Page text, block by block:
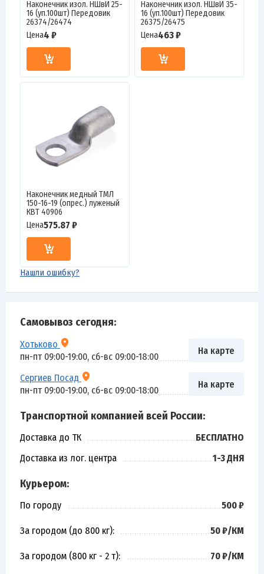
Самовывоз сегодня:
Хотьково
пн-пт 09:00-19:00, сб-вс 09:00-18:00
На карте
Сергиев Посад
пн-пт 09:00-19:00, сб-вс 09:00-18:00
На карте
Транспортной компанией всей России:
Доставка до ТК
БЕСПЛАТНО
Доставка из лог. центра
1-3 ДНЯ
Курьером:
По городу 500 ₽
За городом (до 800 кг): 50 ₽/КМ
За городом (800 кг - 2 т): 70 ₽/КМ
Наконечник изол. НШвИ 25-
16 (уп.100шт) Передовик
26374/26474
Цена4 ₽
Наконечник изол. НШвИ 35-
16 (уп.100шт) Передовик
26375/26475
Цена463 ₽
Наконечник медный ТМЛ
150-16-19 (опрес.) луженый
КВТ 40906
Цена575.87 ₽
Нашли ошибку?